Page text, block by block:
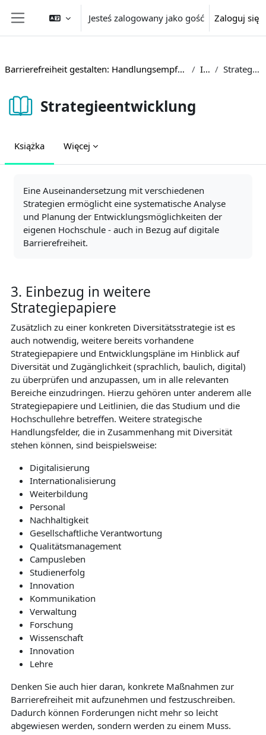
Przejdź do głównej zawartości
Panel boczny
Jesteś zalogowany jako gość Zaloguj się
Barrierefreiheit gestalten: Handlungsempfehlungen und Beispiele aus der Hochschulpraxis Inhalte Strategieentwicklung
Strategieentwicklung
Książka Więcej
Eine Auseinandersetzung mit verschiedenen
Strategien ermöglicht eine systematische Analyse
und Planung der Entwicklungsmöglichkeiten der
eigenen Hochschule - auch in Bezug auf digitale
Barrierefreiheit.
3. Einbezug in weitere
Strategiepapiere
Zusätzlich zu einer konkreten Diversitätsstrategie ist es
auch notwendig, weitere bereits vorhandene
Strategiepapiere und Entwicklungspläne im Hinblick auf
Diversität und Zugänglichkeit (sprachlich, baulich, digital)
zu überprüfen und anzupassen, um in alle relevanten
Bereiche einzudringen. Hierzu gehören unter anderem alle
Strategiepapiere und Leitlinien, die das Studium und die
Hochschullehre betreffen. Weitere strategische
Handlungsfelder, die in Zusammenhang mit Diversität
stehen können, sind beispielsweise:
Digitalisierung
Internationalisierung
Weiterbildung
Personal
Nachhaltigkeit
Gesellschaftliche Verantwortung
Qualitätsmanagement
Campusleben
Studienerfolg
Innovation
Kommunikation
Verwaltung
Forschung
Wissenschaft
Innovation
Lehre
Denken Sie auch hier daran, konkrete Maßnahmen zur
Barrierefreiheit mit aufzunehmen und festzuschreiben.
Dadurch können Forderungen nicht mehr so leicht
abgewiesen werden, sondern werden zu einem Muss.